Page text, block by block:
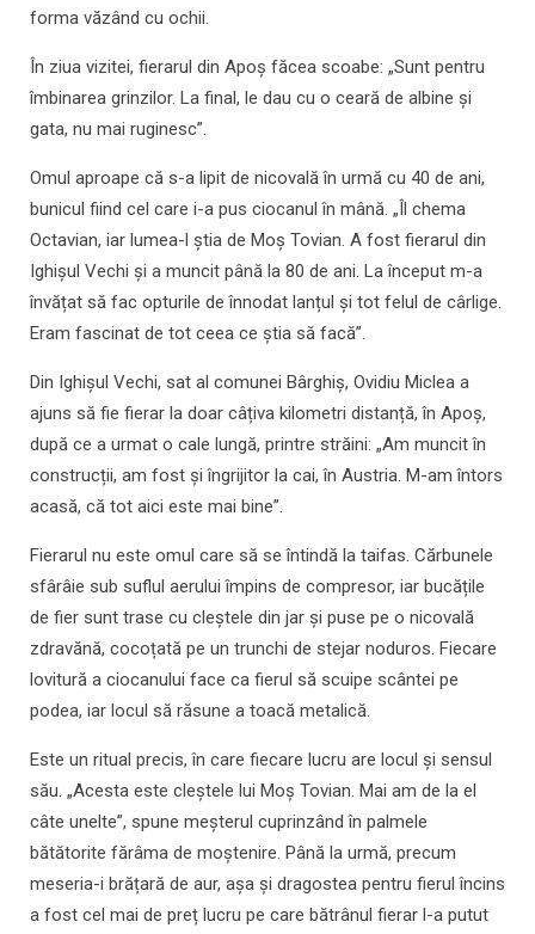
forma văzând cu ochii.
În ziua vizitei, fierarul din Apoș făcea scoabe: „Sunt pentru
îmbinarea grinzilor. La final, le dau cu o ceară de albine și
gata, nu mai ruginesc”.
Omul aproape că s-a lipit de nicovală în urmă cu 40 de ani,
bunicul fiind cel care i-a pus ciocanul în mână. „Îl chema
Octavian, iar lumea-l știa de Moș Tovian. A fost fierarul din
Ighișul Vechi și a muncit până la 80 de ani. La început m-a
învățat să fac opturile de înnodat lanțul și tot felul de cârlige.
Eram fascinat de tot ceea ce știa să facă”.
Din Ighișul Vechi, sat al comunei Bârghiș, Ovidiu Miclea a
ajuns să fie fierar la doar câțiva kilometri distanță, în Apoș,
după ce a urmat o cale lungă, printre străini: „Am muncit în
construcții, am fost și îngrijitor la cai, în Austria. M-am întors
acasă, că tot aici este mai bine”.
Fierarul nu este omul care să se întindă la taifas. Cărbunele
sfârâie sub suflul aerului împins de compresor, iar bucățile
de fier sunt trase cu cleștele din jar și puse pe o nicovală
zdravănă, cocoțată pe un trunchi de stejar noduros. Fiecare
lovitură a ciocanului face ca fierul să scuipe scântei pe
podea, iar locul să răsune a toacă metalică.
Este un ritual precis, în care fiecare lucru are locul și sensul
său. „Acesta este cleștele lui Moș Tovian. Mai am de la el
câte unelte”, spune meșterul cuprinzând în palmele
bătătorite fărâma de moștenire. Până la urmă, precum
meseria-i brățară de aur, așa și dragostea pentru fierul încins
a fost cel mai de preț lucru pe care bătrânul fierar l-a putut